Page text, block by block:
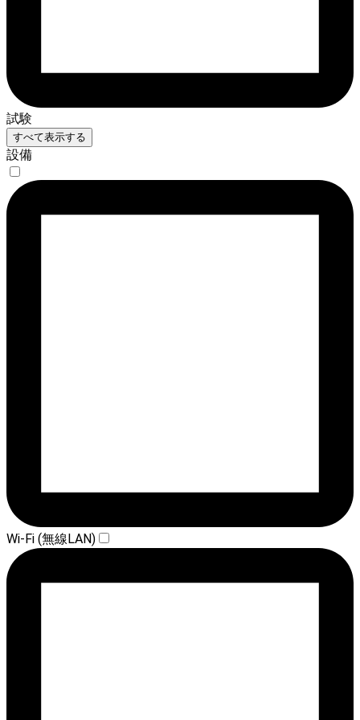
試験
すべて表示する
設備
Wi-Fi (無線LAN)